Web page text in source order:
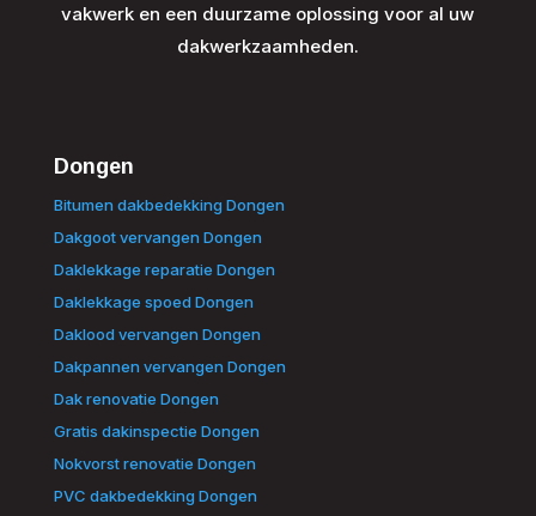
vakwerk en een duurzame oplossing voor al uw
dakwerkzaamheden.
Dongen
Bitumen dakbedekking Dongen
Dakgoot vervangen Dongen
Daklekkage reparatie Dongen
Daklekkage spoed Dongen
Daklood vervangen Dongen
Dakpannen vervangen Dongen
Dak renovatie Dongen
Gratis dakinspectie Dongen
Nokvorst renovatie Dongen
PVC dakbedekking Dongen